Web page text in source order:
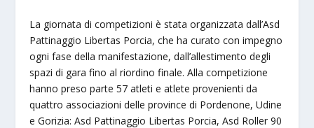
La giornata di competizioni è stata organizzata dall’Asd
Pattinaggio Libertas Porcia, che ha curato con impegno
ogni fase della manifestazione, dall’allestimento degli
spazi di gara fino al riordino finale. Alla competizione
hanno preso parte 57 atleti e atlete provenienti da
quattro associazioni delle province di Pordenone, Udine
e Gorizia: Asd Pattinaggio Libertas Porcia, Asd Roller 90